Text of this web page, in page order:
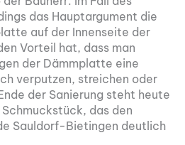
das Hauptargument die
auf der Innenseite der
Vorteil hat, dass man
der Dämmplatte eine
verputzen, streichen oder
der Sanierung steht heute
das den
Sauldorf-Bietingen deutlich